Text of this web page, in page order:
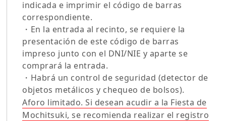
indicada e imprimir el código de barras
correspondiente.
・En la entrada al recinto, se requiere la
presentación de este código de barras
impreso junto con el DNI/NIE y aparte se
comprará la entrada.
・Habrá un control de seguridad (detector de
objetos metálicos y chequeo de bolsos).
Aforo limitado. Si desean acudir a la Fiesta de
Mochitsuki, se recomienda realizar el registro